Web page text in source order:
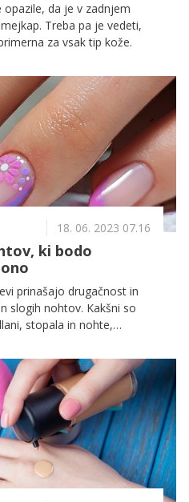
da je v zadnjem
Treba pa je vedeti,
za vsak tip kože.
18. 06. 2023 07.16
ki bodo
prinašajo drugačnost in
slogih nohtov. Kakšni so
stopala in nohte,